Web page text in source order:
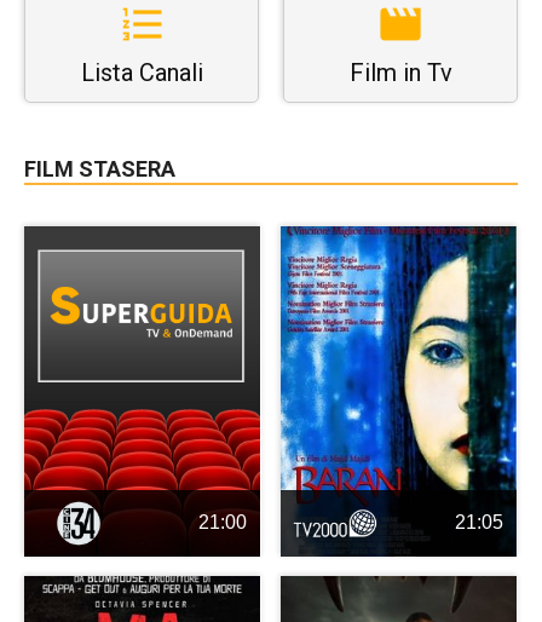
Lista Canali Film in Tv
FILM STASERA
21:00 21:05